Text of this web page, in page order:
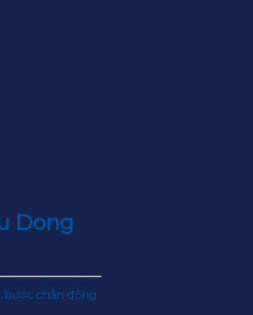
Dong
bước chân đồng